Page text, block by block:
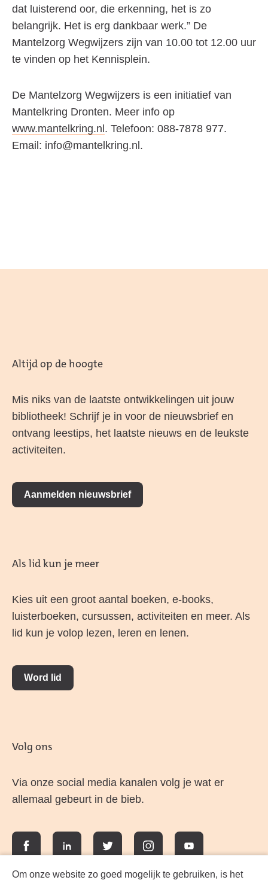
Om onze website zo goed mogelijk te gebruiken, is het
dat luisterend oor, die erkenning, het is zo
belangrijk. Het is erg dankbaar werk.” De
Mantelzorg Wegwijzers zijn van 10.00 tot 12.00 uur
te vinden op het Kennisplein.
De Mantelzorg Wegwijzers is een initiatief van
Mantelkring Dronten. Meer info op
www.mantelkring.nl . Telefoon: 088-7878 977.
Email: info@mantelkring.nl.
Altijd op de hoogte
Mis niks van de laatste ontwikkelingen uit jouw
bibliotheek! Schrijf je in voor de nieuwsbrief en
ontvang leestips, het laatste nieuws en de leukste
activiteiten.
Aanmelden nieuwsbrief
Als lid kun je meer
Kies uit een groot aantal boeken, e-books,
luisterboeken, cursussen, activiteiten en meer. Als
lid kun je volop lezen, leren en lenen.
Word lid
Volg ons
Via onze social media kanalen volg je wat er
allemaal gebeurt in de bieb.
FacebookLinkedIn Twitter InstagramYouTube